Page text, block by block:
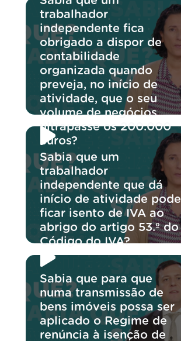
trabalhador
independente fica
obrigado a dispor de
contabilidade
organizada quando
preveja, no início de
atividade, que o seu
volume de negócios
ultrapasse os 200.000
euros?
Sabia que um
trabalhador
independente que dá
início de atividade pode
ficar isento de IVA ao
abrigo do artigo 53.º do
Código do IVA?
Sabia que para que
numa transmissão de
bens imóveis possa ser
aplicado o Regime de
renúncia à isenção de